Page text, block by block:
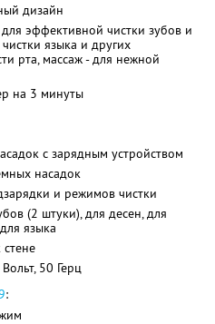
дизайн
эффективной чистки зубов и
языка и других
рта, массаж - для нежной
на 3 минуты
с зарядным устройством
насадок
и режимов чистки
(2 штуки), для десен, для
языка
50 Герц
: